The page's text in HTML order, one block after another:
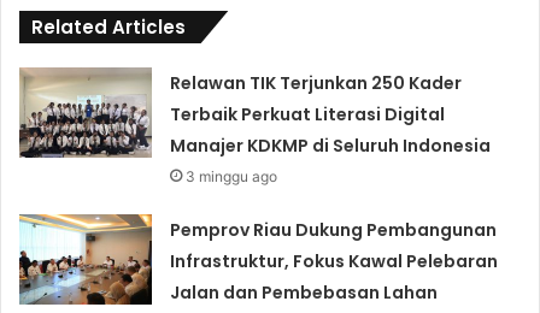
Related Articles
Relawan TIK Terjunkan 250 Kader
Terbaik Perkuat Literasi Digital
Manajer KDKMP di Seluruh Indonesia
3 minggu ago
Pemprov Riau Dukung Pembangunan
Infrastruktur, Fokus Kawal Pelebaran
Jalan dan Pembebasan Lahan